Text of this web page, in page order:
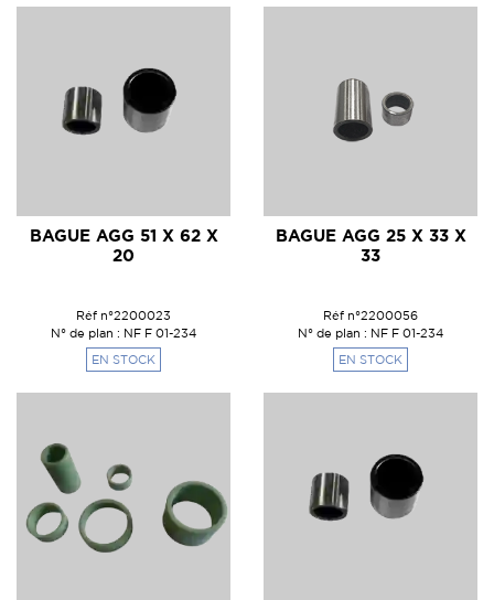
BAGUE AGG 51 X 62 X
20
Réf n°2200023
N° de plan : NF F 01-234
EN STOCK
BAGUE AGG 25 X 33 X
33
Réf n°2200056
N° de plan : NF F 01-234
EN STOCK